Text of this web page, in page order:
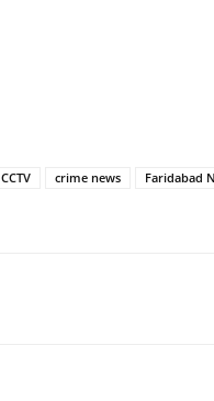
CCTV crime news Faridabad